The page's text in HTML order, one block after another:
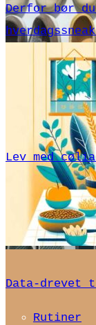
Derfor bør
Lev med
Data-
Rutiner